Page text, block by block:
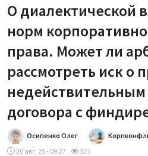
Новости
Статьи
Авторы
Архив
База знаний
О диалектической
норм
права. Может ли
рассмотреть иск о
недействительным
договора с
Осипенко Олег
20 авг, 25 - 09:27
325